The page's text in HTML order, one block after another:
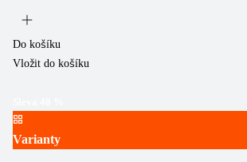
Do košíku
Vložit do košíku
Varianty